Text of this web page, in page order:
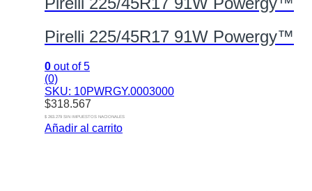
Pirelli 225/45R17 91W Powergy™
0 out of 5
(0)
SKU: 10PWRGY.0003000
$318.567
$ 263.279 SIN IMPUESTOS NACIONALES
Añadir al carrito